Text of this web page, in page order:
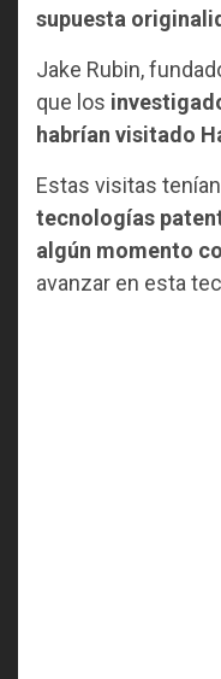
supuesta
Jake Rubin,
que los
habrían visitado
Estas visitas
tecnologías
algún momento
avanzar en esta